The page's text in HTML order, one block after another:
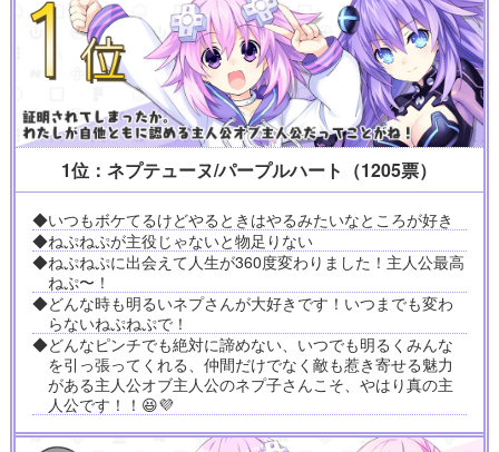
1位：ネプテューヌ/パープルハート（1205票）
◆いつもボケてるけどやるときはやるみたいなところが好き
◆ねぷねぷが主役じゃないと物足りない
◆ねぷねぷに出会えて人生が360度変わりました！主人公最高
ねぷ〜！
◆どんな時も明るいネプさんが大好きです！いつまでも変わ
らないねぷねぷで！
◆どんなピンチでも絶対に諦めない、いつでも明るくみんな
を引っ張ってくれる、仲間だけでなく敵も惹き寄せる魅力
がある主人公オブ主人公のネプ子さんこそ、やはり真の主
人公です！！😆💜